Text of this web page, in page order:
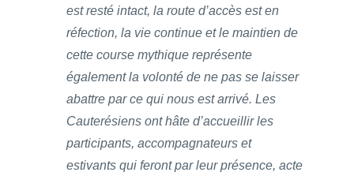
est resté intact, la route d’accès est en
réfection, la vie continue et le maintien de
cette course mythique représente
également la volonté de ne pas se laisser
abattre par ce qui nous est arrivé. Les
Cauterésiens ont hâte d’accueillir les
participants, accompagnateurs et
estivants qui feront par leur présence, acte